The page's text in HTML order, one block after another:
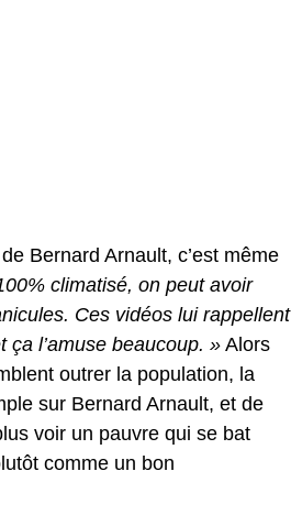
Bernard Arnault, c’est même
climatisé, on peut avoir
Ces vidéos lui rappellent
l’amuse beaucoup. » Alors
outrer la population, la
sur Bernard Arnault, et de
voir un pauvre qui se bat
comme un bon